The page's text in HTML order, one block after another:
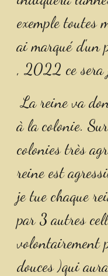
exemple toutes
ai marqué d'un
, 2022 ce sera
La reine va donner les caractéristiques
à la colonie.
colonies très
reine est
je tue chaque
par 3 autres
volontairement
douces )qui